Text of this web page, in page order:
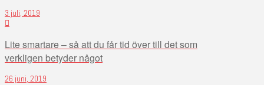
3 juli, 2019
Lite smartare – så att du får tid över till det som
verkligen betyder något
26 juni, 2019